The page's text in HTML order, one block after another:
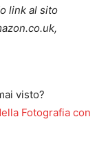
link al sito
visto?
Fotografia con